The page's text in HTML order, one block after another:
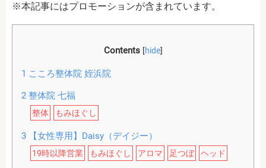
※本記事にはプロモーションが含まれています。
Contents [hide]
1 こころ整体院 姪浜院
2整体院 七福
整体 もみほぐし
3【女性専用】Daisy（デイジー）
19時以降営業 もみほぐし アロマ 足つぼ ヘッド